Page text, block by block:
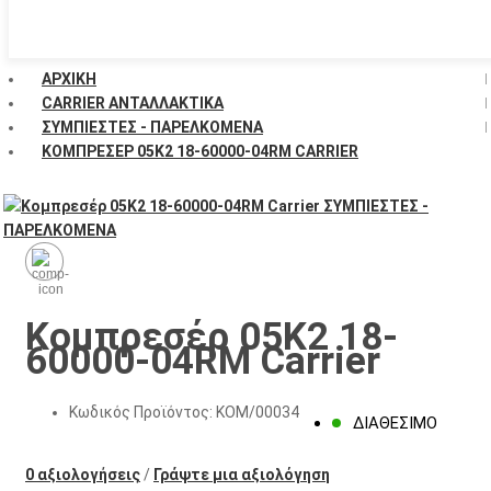
ΑΡΧΙΚΉ
CARRIER ΑΝΤΑΛΛΑΚΤΙΚΑ
ΣΥΜΠΙΕΣΤΕΣ - ΠΑΡΕΛΚΟΜΕΝΑ
ΚΟΜΠΡΕΣΈΡ 05K2 18-60000-04RM CARRIER
Κομπρεσέρ 05K2 18-
60000-04RM Carrier
Κωδικός Προϊόντος: ΚΟΜ/00034
ΔΙΑΘΈΣΙΜΟ
0 αξιολογήσεις/ Γράψτε μια αξιολόγηση